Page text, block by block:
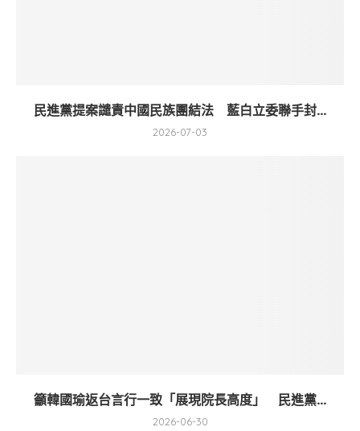
民進黨提案譴責中國民族團結法 藍白立委聯手封...
2026-07-03
籲韓國瑜返台言行一致「展現院長高度」 民進黨...
2026-06-30